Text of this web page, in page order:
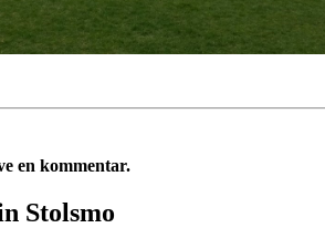
en kommentar.
Stolsmo